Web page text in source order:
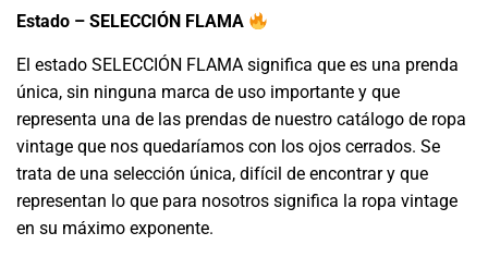
Estado – SELECCIÓN FLAMA
El estado SELECCIÓN FLAMA significa que es una prenda
única, sin ninguna marca de uso importante y que
representa una de las prendas de nuestro catálogo de ropa
vintage que nos quedaríamos con los ojos cerrados. Se
trata de una selección única, difícil de encontrar y que
representan lo que para nosotros significa la ropa vintage
en su máximo exponente.